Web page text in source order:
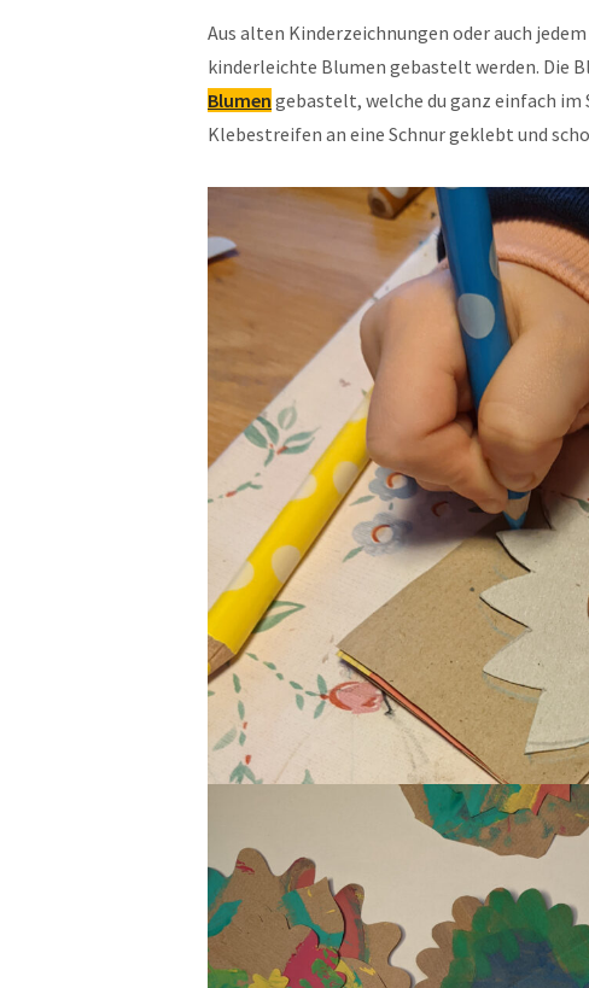
Aus alten Kinderzeichnungen oder auch
kinderleichte Blumen gebastelt werden. Die
Blumen gebastelt, welche du ganz einfach
Klebestreifen an eine Schnur geklebt und